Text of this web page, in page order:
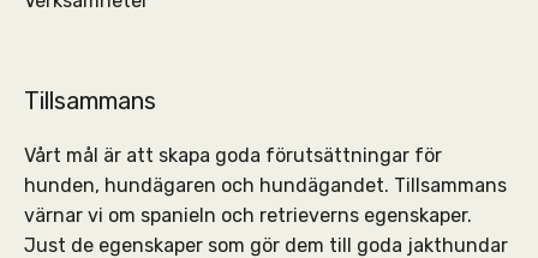
Tillsammans
Vårt mål är att skapa goda förutsättningar för
hunden, hundägaren och hundägandet. Tillsammans
värnar vi om spanieln och retrieverns egenskaper.
Just de egenskaper som gör dem till goda jakthundar